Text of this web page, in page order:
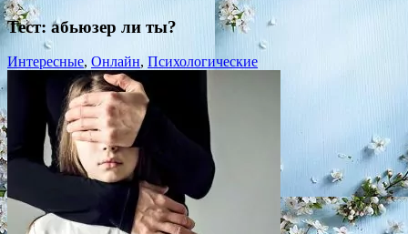
Тест: абьюзер ли ты?
Интересные, Онлайн, Психологические